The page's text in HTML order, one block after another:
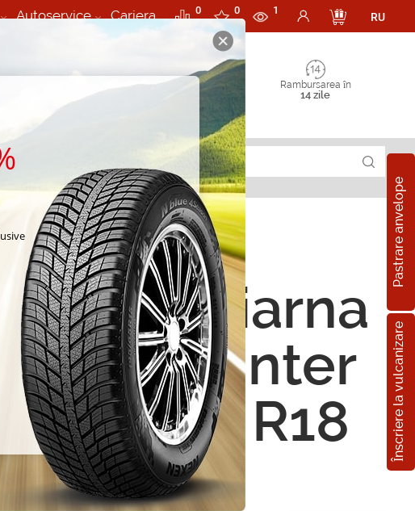
Autoservice Cariera 0 0 1
RU
Rambursarea în
14 zile
Pastrare anvelope
Înscriere la vulcanizare
de iarna
SP Winter
225/60 R18